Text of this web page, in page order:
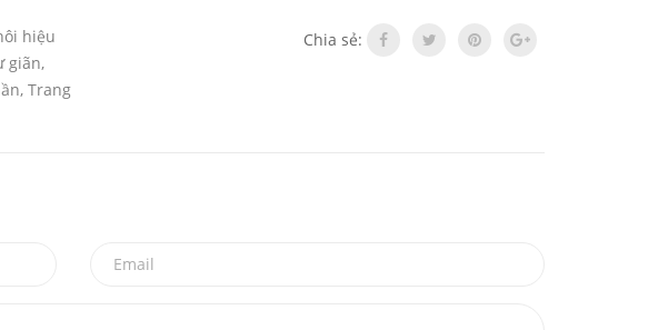
hiệu
giãn,
, Trang
Chia sẻ: